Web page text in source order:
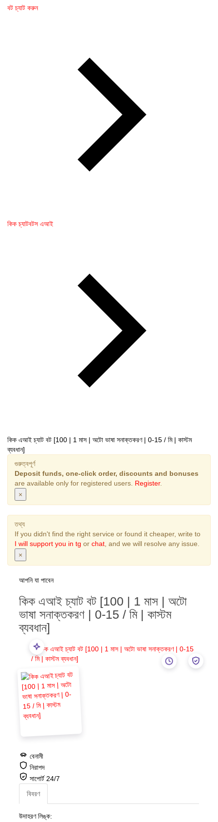
বট চ্যাট করুন
কিক চ্যাটবটস এআই
কিক এআই চ্যাট বট [100 | 1 মাস | অটো ভাষা সনাক্তকরণ | 0-15 / মি | কাস্টম
ব্যবধান]
গুরুত্বপূর্ণ
Deposit funds, one-click order, discounts and bonuses
are available only for registered users. Register.
×
তথ্য
If you didn't find the right service or found it cheaper, write to
I will support you in tg or chat , and we will resolve any issue.
×
আপনি যা পাবেন
কিক এআই চ্যাট বট [100 | 1 মাস | অটো
ভাষা সনাক্তকরণ | 0-15 / মি | কাস্টম
ব্যবধান]
বেনামী
নিরাপদ
সাপোর্ট 24/7
বিবরণ
উদাহরণ লিঙ্ক: